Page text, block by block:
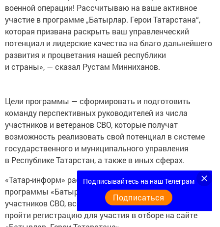
военной операции! Рассчитываю на ваше активное
участие в программе „Батырлар. Герои Татарстана“,
которая призвана раскрыть ваш управленческий
потенциал и лидерские качества на благо дальнейшего
развития и процветания нашей республики
и страны», — сказал Рустам Минниханов.
Цели программы — сформировать и подготовить
команду перспективных руководителей из числа
участников и ветеранов СВО, которые получат
возможность реализовать свой потенциал в системе
государственного и муниципального управления
в Республике Татарстан, а также в иных сферах.
«Татар-информ» рассказывал, что заработалсайт
программы «Батырлар. Герои Татарстана» для
участников СВО, все желающие уже сейчас могут
пройти регистрацию для участия в отборе на сайте
Подписывайтесь на наш Телеграм
Подписаться